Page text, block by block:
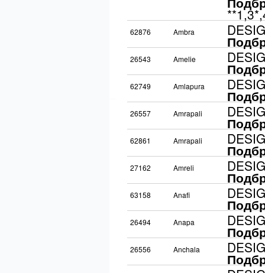
62876 Ambra
26543 Amelie
62749 Amlapura
26557 Amrapali
62861 Amrapali
27162 Amreli
63158 Anafi
26494 Anapa
26556 Anchala